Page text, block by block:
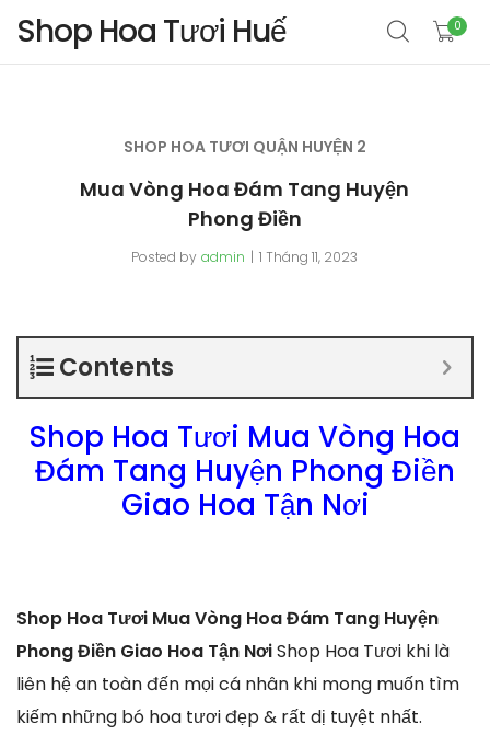
Shop Hoa Tươi Huế 0
SHOP HOA TƯƠI QUẬN HUYỆN 2
Mua Vòng Hoa Đám Tang Huyện
Phong Điền
Posted by admin 1 Tháng 11, 2023
Contents
Shop Hoa Tươi Mua Vòng Hoa
Đám Tang Huyện Phong Điền
Giao Hoa Tận Nơi
Shop Hoa Tươi Mua Vòng Hoa Đám Tang Huyện
Phong Điền Giao Hoa Tận NơiShop Hoa Tươi khi là
liên hệ an toàn đến mọi cá nhân khi mong muốn tìm
kiếm những bó hoa tươi đẹp & rất dị tuyệt nhất.